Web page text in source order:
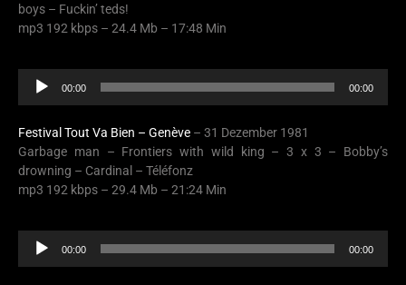
boys – Fuckin’ teds!
mp3 192 kbps – 24.4 Mb – 17:48 Min
Audio
Player
00:00 00:00
Festival Tout Va Bien – Genève – 31 Dezember 1981
Garbage man – Frontiers with wild king – 3 x 3 – Bobby’s
drowning – Cardinal – Téléfonz
mp3 192 kbps – 29.4 Mb – 21:24 Min
Audio
Player
00:00 00:00